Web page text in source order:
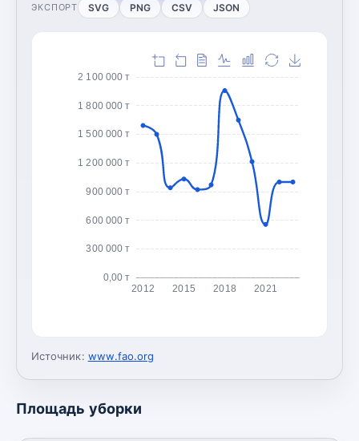
ЭКСПОРТ SVG PNG CSV JSON
0,00 т
300 000 т
600 000 т
900 000 т
1 200 000 т
1 500 000 т
1 800 000 т
2 100 000 т
2012 2015 2018 2021
Источник: www.fao.org
Площадь уборки